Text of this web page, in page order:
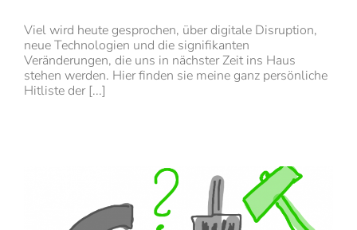
Viel wird heute gesprochen, über digitale Disruption,
neue Technologien und die signifikanten
Veränderungen, die uns in nächster Zeit ins Haus
stehen werden. Hier finden sie meine ganz persönliche
Hitliste der [...]